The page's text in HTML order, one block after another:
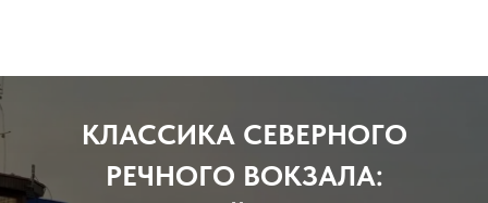
КЛАССИКА СЕВЕРНОГО
РЕЧНОГО ВОКЗАЛА: